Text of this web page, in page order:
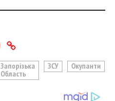
Запорізька
Область
ЗСУ Окупанти